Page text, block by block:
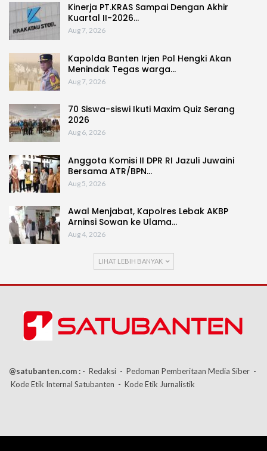
Kinerja PT.KRAS Sampai Dengan Akhir
Kuartal II-2026…
Aug 7, 2026
Kapolda Banten Irjen Pol Hengki Akan
Menindak Tegas warga…
Aug 7, 2026
70 Siswa-siswi Ikuti Maxim Quiz Serang
2026
Aug 6, 2026
Anggota Komisi II DPR RI Jazuli Juwaini
Bersama ATR/BPN…
Aug 5, 2026
Awal Menjabat, Kapolres Lebak AKBP
Arninsi Sowan ke Ulama…
Aug 4, 2026
LIHAT LEBIH BANYAK
@satubanten.com : - Redaksi - Pedoman Pemberitaan Media Siber -
Kode Etik Internal Satubanten - Kode Etik Jurnalistik